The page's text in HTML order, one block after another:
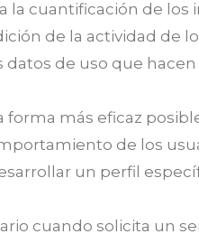
la cuantificación de los
de la actividad de
de uso que hacen
más eficaz
de los
un perfil
cuando solicita un